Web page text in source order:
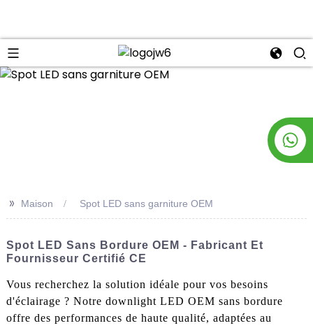
>> Maison Spot LED sans garniture OEM
Spot LED Sans Bordure OEM - Fabricant Et
Fournisseur Certifié CE
Vous recherchez la solution idéale pour vos besoins
d'éclairage ? Notre downlight LED OEM sans bordure
offre des performances de haute qualité, adaptées au